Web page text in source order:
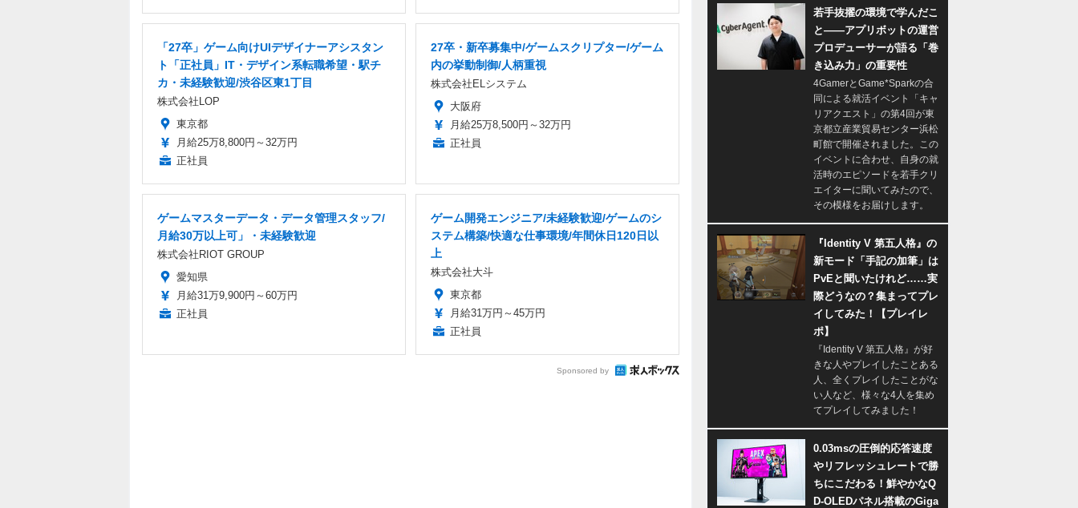
「27卒」ゲーム向けUIデザイナーアシスタン
ト「正社員」IT・デザイン系転職希望・駅チ
カ・未経験歓迎/渋谷区東1丁目
株式会社LOP
東京都
月給25万8,800円～32万円
正社員
27卒・新卒募集中/ゲームスクリプター/ゲーム
内の挙動制御/人柄重視
株式会社ELシステム
大阪府
月給25万8,500円～32万円
正社員
ゲームマスターデータ・データ管理スタッフ/
月給30万以上可」・未経験歓迎
株式会社RIOT GROUP
愛知県
月給31万9,900円～60万円
正社員
ゲーム開発エンジニア/未経験歓迎/ゲームのシ
ステム構築/快適な仕事環境/年間休日120日以
上
株式会社大斗
東京都
月給31万円～45万円
正社員
Sponsored by
若手抜擢の環境で学んだこ
と――アプリボットの運営
プロデューサーが語る「巻
き込み力」の重要性
4GamerとGame*Sparkの合
同による就活イベント「キャ
リアクエスト」の第4回が東
京都立産業貿易センター浜松
町館で開催されました。この
イベントに合わせ、自身の就
活時のエピソードを若手クリ
エイターに聞いてみたので、
その模様をお届けします。
『Identity V 第五人格』の
新モード「手記の加筆」は
PvEと聞いたけれど……実
際どうなの？集まってプレ
イしてみた！【プレイレ
ポ】
『Identity V 第五人格』が好
きな人やプレイしたことある
人、全くプレイしたことがな
い人など、様々な4人を集め
てプレイしてみました！
0.03msの圧倒的応答速度
やリフレッシュレートで勝
ちにこだわる！鮮やかなQ
D-OLEDパネル搭載のGiga